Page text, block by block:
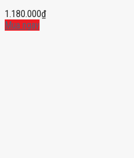
1.180.000₫
Mua ngay